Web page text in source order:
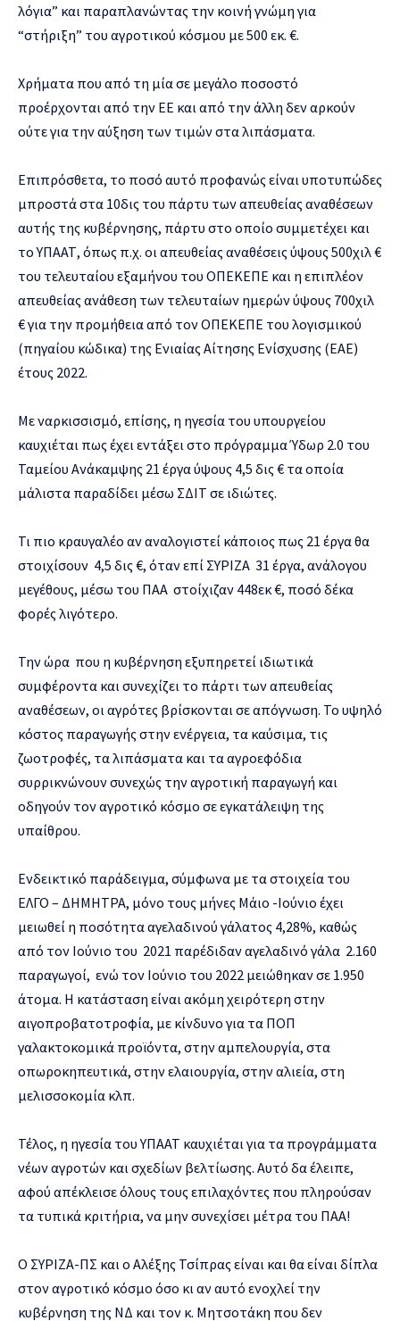
λόγια” και παραπλανώντας την κοινή γνώμη για
“στήριξη” του αγροτικού κόσμου με 500 εκ. €.
Χρήματα που από τη μία σε μεγάλο ποσοστό
προέρχονται από την ΕΕ και από την άλλη δεν αρκούν
ούτε για την αύξηση των τιμών στα λιπάσματα.
Επιπρόσθετα, το ποσό αυτό προφανώς είναι υποτυπώδες
μπροστά στα 10δις του πάρτυ των απευθείας αναθέσεων
αυτής της κυβέρνησης, πάρτυ στο οποίο συμμετέχει και
το ΥΠΑΑΤ, όπως π.χ. οι απευθείας αναθέσεις ύψους 500χιλ €
του τελευταίου εξαμήνου του ΟΠΕΚΕΠΕ και η επιπλέον
απευθείας ανάθεση των τελευταίων ημερών ύψους 700χιλ
€ για την προμήθεια από τον ΟΠΕΚΕΠΕ του λογισμικού
(πηγαίου κώδικα) της Ενιαίας Αίτησης Ενίσχυσης (ΕΑΕ)
έτους 2022.
Με ναρκισσισμό, επίσης, η ηγεσία του υπουργείου
καυχιέται πως έχει εντάξει στο πρόγραμμα Ύδωρ 2.0 του
Ταμείου Ανάκαμψης 21 έργα ύψους 4,5 δις € τα οποία
μάλιστα παραδίδει μέσω ΣΔΙΤ σε ιδιώτες.
Τι πιο κραυγαλέο αν αναλογιστεί κάποιος πως 21 έργα θα
στοιχίσουν 4,5 δις €, όταν επί ΣΥΡΙΖΑ 31 έργα, ανάλογου
μεγέθους, μέσω του ΠΑΑ στοίχιζαν 448εκ €, ποσό δέκα
φορές λιγότερο.
Την ώρα που η κυβέρνηση εξυπηρετεί ιδιωτικά
συμφέροντα και συνεχίζει το πάρτι των απευθείας
αναθέσεων, οι αγρότες βρίσκονται σε απόγνωση. Το υψηλό
κόστος παραγωγής στην ενέργεια, τα καύσιμα, τις
ζωοτροφές, τα λιπάσματα και τα αγροεφόδια
συρρικνώνουν συνεχώς την αγροτική παραγωγή και
οδηγούν τον αγροτικό κόσμο σε εγκατάλειψη της
υπαίθρου.
Ενδεικτικό παράδειγμα, σύμφωνα με τα στοιχεία του
ΕΛΓΟ – ΔΗΜΗΤΡΑ, μόνο τους μήνες Μάιο -Ιούνιο έχει
μειωθεί η ποσότητα αγελαδινού γάλατος 4,28%, καθώς
από τον Ιούνιο του 2021 παρέδιδαν αγελαδινό γάλα 2.160
παραγωγοί, ενώ τον Ιούνιο του 2022 μειώθηκαν σε 1.950
άτομα. Η κατάσταση είναι ακόμη χειρότερη στην
αιγοπροβατοτροφία, με κίνδυνο για τα ΠΟΠ
γαλακτοκομικά προϊόντα, στην αμπελουργία, στα
οπωροκηπευτικά, στην ελαιουργία, στην αλιεία, στη
μελισσοκομία κλπ.
Τέλος, η ηγεσία του ΥΠΑΑΤ καυχιέται για τα προγράμματα
νέων αγροτών και σχεδίων βελτίωσης. Αυτό δα έλειπε,
αφού απέκλεισε όλους τους επιλαχόντες που πληρούσαν
τα τυπικά κριτήρια, να μην συνεχίσει μέτρα του ΠΑΑ!
Ο ΣΥΡΙΖΑ-ΠΣ και ο Αλέξης Τσίπρας είναι και θα είναι δίπλα
στον αγροτικό κόσμο όσο κι αν αυτό ενοχλεί την
κυβέρνηση της ΝΔ και τον κ. Μητσοτάκη που δεν